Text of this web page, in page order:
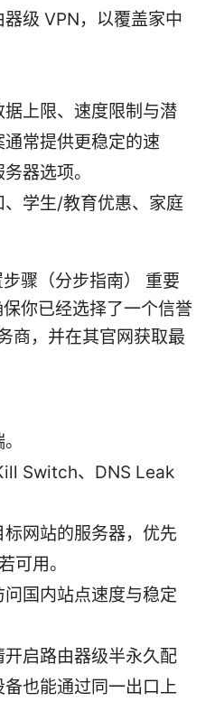
级 VPN，以覆盖家中
上限、速度限制与潜
常提供更稳定的速
器选项。
学生/教育优惠、家庭
骤（分步指南） 重要
你已经选择了一个信誉
商，并在其官网获取最
Switch、DNS Leak
网站的服务器，优先
可用。
国内站点速度与稳定
启路由器级半永久配
也能通过同一出口上